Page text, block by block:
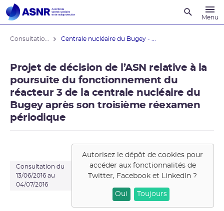
Menu
Centrale nucléaire du Bugey - ...
Projet de décision de l’ASN relative à la
poursuite du fonctionnement du
réacteur 3 de la centrale nucléaire du
Bugey après son troisième réexamen
périodique
Consultation du
13/06/2016 au
04/07/2016
Autorisez le dépôt de cookies pour
accéder aux fonctionnalités de
Twitter, Facebook et LinkedIn ?
Oui Toujours